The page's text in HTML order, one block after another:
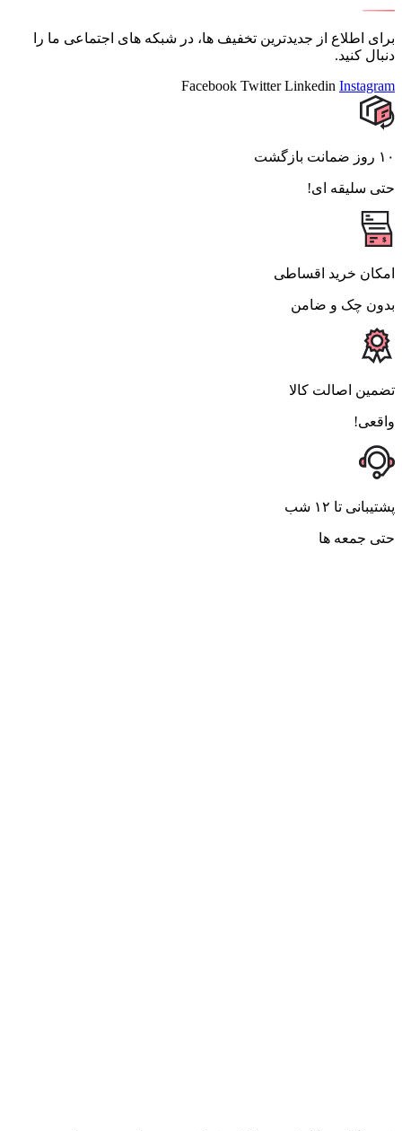
برای اطلاع از جدیدترین تخفیف ها، در شبکه های اجتماعی ما را
دنبال کنید.
Facebook Twitter Linkedin Instagram
۱۰ روز ضمانت بازگشت
حتی سلیقه ای!
امکان خرید اقساطی
بدون چک و ضامن
تضمین اصالت کالا
واقعی!
پشتیبانی تا ۱۲ شب
حتی جمعه ها